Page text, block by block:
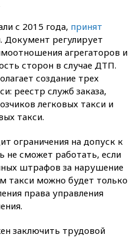
с 2015 года, принят
Документ регулирует
агрегаторов и
сторон в случае ДТП.
создание трех
реестр служб заказа,
легковых такси и
такси.
ограничения на допуск к
не сможет работать, если
штрафов за нарушение
такси можно будет только
права управления
заключить трудовой